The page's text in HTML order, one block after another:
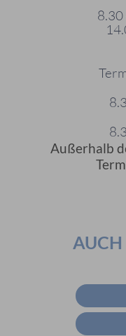
Außerhalb
AUCH